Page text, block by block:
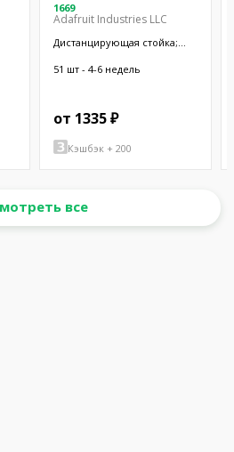
1669
Adafruit Industries LLC
Дистанцирующая стойка;
латунь; никель
51 шт - 4-6 недель
от 1335 ₽
Кэшбэк + 200
все